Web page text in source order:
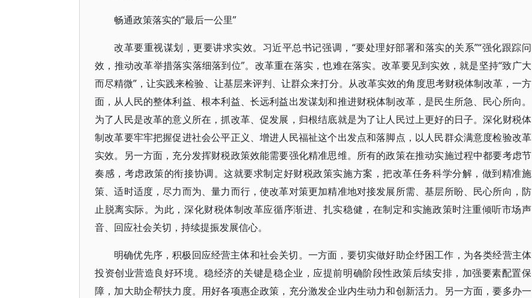
畅通政策落实的“最后一公里”
改革要重视谋划，更要讲求实效。习近平总书记强调，“要处理好部署和落实的关系”“强化跟踪问
效，推动改革举措落实落细落到位”。改革重在落实，也难在落实。改革要见到实效，就是坚持“致广大
而尽精微”，让实践来检验、让基层来评判、让群众来打分。从改革实效的角度思考财税体制改革，一方
面，从人民的整体利益、根本利益、长远利益出发谋划和推进财税体制改革，是民生所急、民心所向。
为了人民是改革的意义所在，抓改革、促发展，归根结底就是为了让人民过上更好的日子。深化财税体
制改革要牢牢把握促进社会公平正义、增进人民福祉这个出发点和落脚点，以人民群众满意度检验改革
实效。另一方面，充分发挥财税政策效能需要强化精准思维。所有的政策在推动实施过程中都要考虑节
奏感，考虑政策的衔接协调。这就要求制定好财税政策实施方案，把改革任务科学分解，做到精准施
策、适时适度，尽力而为、量力而行，使改革对策更加精准地对接发展所需、基层所盼、民心所向，防
止脱离实际。为此，深化财税体制改革应循序渐进、扎实稳健，在制定和实施政策时注重倾听市场声
音、回应社会关切，持续提振发展信心。
明确优先序，积极回应经营主体和社会关切。一方面，要切实做好助企纾困工作，为各类经营主体
投资创业营造良好环境。稳经济的关键是稳企业，应提前明确阶段性政策后续安排，加强要素配置保
障，加大助企帮扶力度。用好各项惠企政策，充分激发企业内生动力和创新活力。另一方面，要多办一